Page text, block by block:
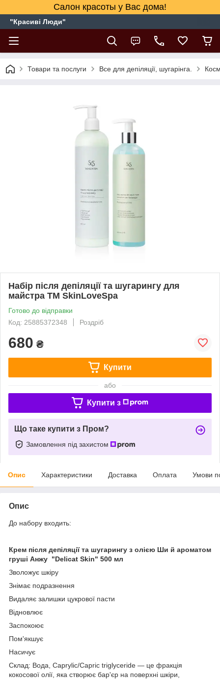
Салон красоты у Вас дома!
"Красиві Люди"
Товари та послуги Все для депіляції, шугарінга.
Набір після депіляції та шугарингу для
майстра ТМ SkinLoveSpa
Готово до відправки
Код: 25885372348
Роздріб
680 ₴
Купити
або
Купити з
Що таке купити з Пром?
Замовлення під захистом
Опис Характеристики Доставка Оплата Умови
Опис
До набору входить:
Крем після депіляції та шугарингу з олією Ши й ароматом
груші Анжу "Delicat Skin" 500 мл
Зволожує шкіру
Знімає подразнення
Видаляє залишки цукрової пасти
Відновлює
Заспокоює
Пом'якшує
Насичує
Склад: Вода, Caprylic/Capric triglyceride — це фракція
кокосової олії, яка створює бар'єр на поверхні шкіри,